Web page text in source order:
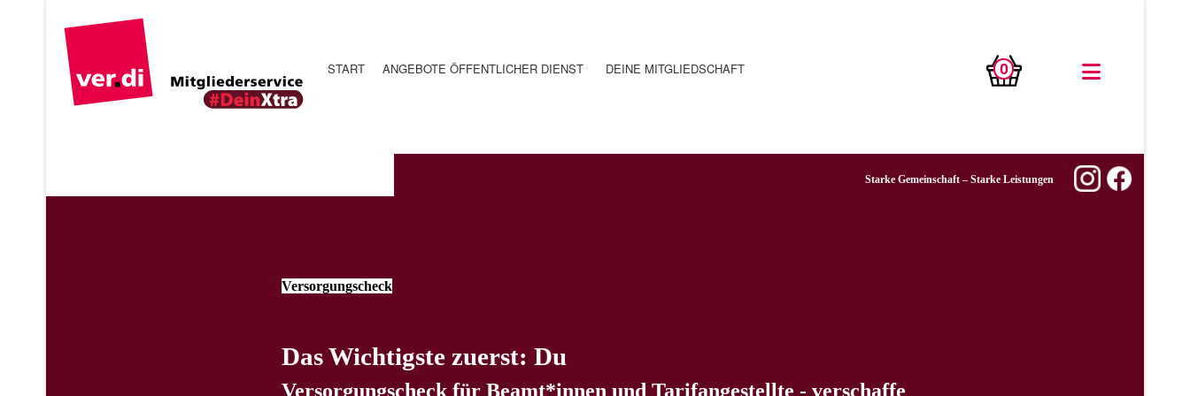
START ANGEBOTE ÖFFENTLICHER DIENST DEINE MITGLIEDSCHAFT 0
Starke Gemeinschaft – Starke Leistungen
Versorgungscheck
Das Wichtigste zuerst: Du
Versorgungscheck für Beamt*innen und Tarifangestellte - verschaffe